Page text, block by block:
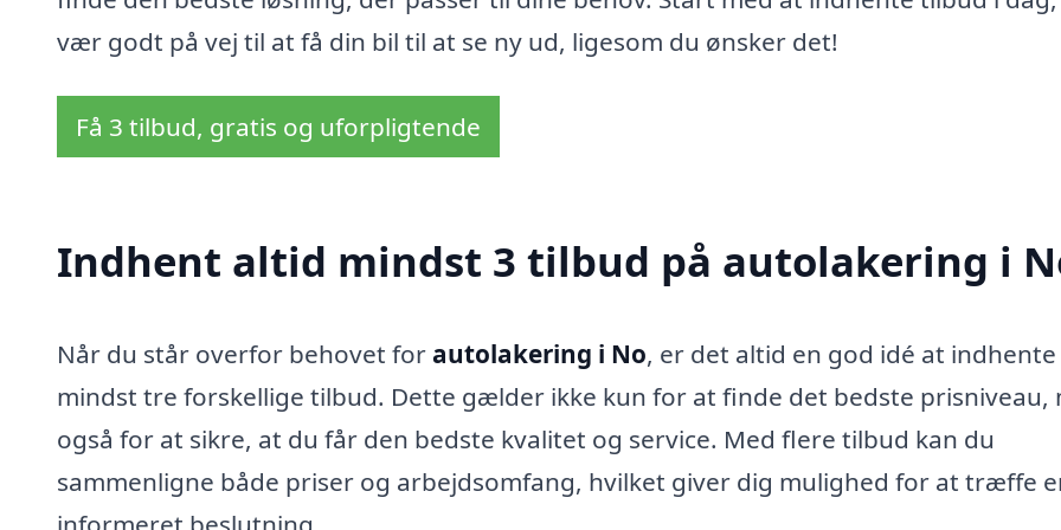
vær godt på vej til at få din bil til at se ny ud, ligesom du ønsker det!
Få 3 tilbud, gratis og uforpligtende
Indhent altid mindst 3 tilbud på autolakering i
Når du står overfor behovet for autolakering i No, er det altid en god idé at indhente
mindst tre forskellige tilbud. Dette gælder ikke kun for at finde det bedste prisniveau,
også for at sikre, at du får den bedste kvalitet og service. Med flere tilbud kan du
sammenligne både priser og arbejdsomfang, hvilket giver dig mulighed for at træffe